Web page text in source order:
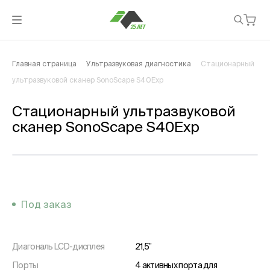
Главная страница Ультразвуковая диагностика Стационарный
ультразвуковой сканер SonoScape S40Exp
Стационарный ультразвуковой
сканер SonoScape S40Exp
Под заказ
Диагональ LСD-дисплея
21,5”
Порты
4 активных порта для